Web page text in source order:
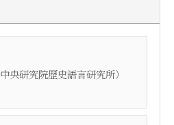
央研究院歷史語言研究所）